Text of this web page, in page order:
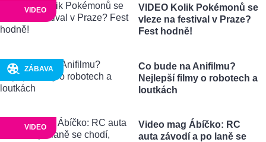
VIDEO
VIDEO Kolik Pokémonů se
vleze na festival v Praze?
Fest hodně!
ZÁBAVA
Co bude na Anifilmu?
Nejlepší filmy o robotech a
loutkách
VIDEO
Video mag Ábíčko: RC
auta závodí a po laně se